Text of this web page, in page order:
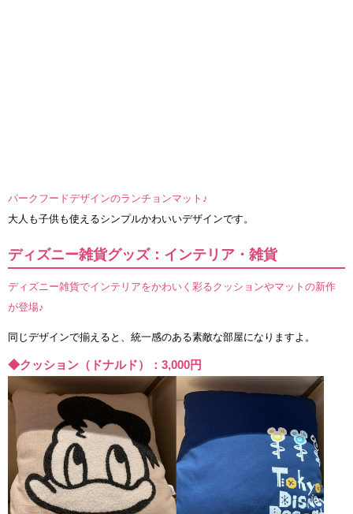
パークフードデザインのランチョンマット♪
大人も子供も使えるシンプルかわいいデザインです。
ディズニー雑貨グッズ：インテリア・雑貨
ディズニー雑貨でインテリアをかわいく彩るクッションやマットの新作
が登場♪
同じデザインで揃えると、統一感のある素敵な部屋になりますよ。
◆クッション（ドナルド）：3,000円